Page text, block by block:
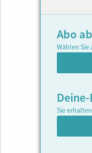
Abo
Wählen
Sie